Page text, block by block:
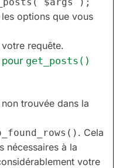
options que vous
requête.
get_posts()
trouvée dans la
. Cela
nécessaires à la
votre